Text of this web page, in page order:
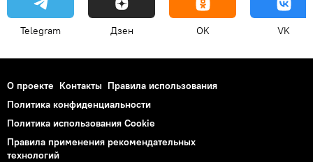
Telegram Дзен OK VK
О проекте Контакты Правила использования
Политика конфиденциальности
Политика использования Cookie
Правила применения рекомендательных
технологий